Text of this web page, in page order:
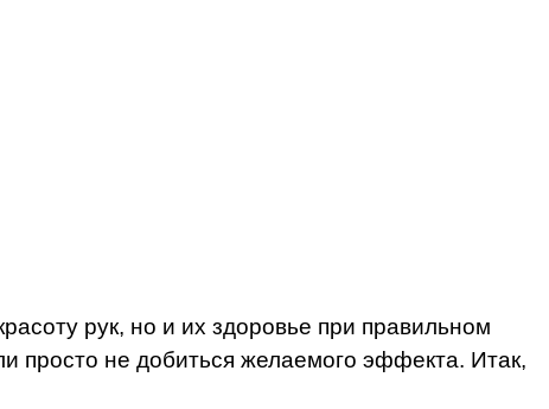
рук, но и их здоровье при правильном
просто не добиться желаемого эффекта. Итак,